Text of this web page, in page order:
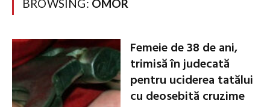
BROWSING: OMOR
Femeie de 38 de ani,
trimisă în judecată
pentru uciderea tatălui
cu deosebită cruzime